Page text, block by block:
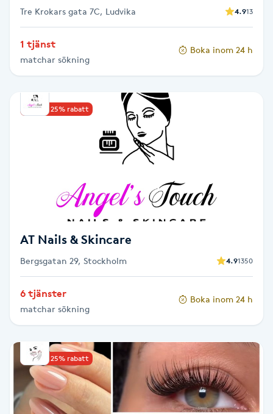
Kärlbehandling
L
Laserbehandling
LPG
LPG-behandling
LPG-massage
Luggklippning
Lymfmassage
Läpptatuering
Tre Krokars gata 7C, Ludvika 4.913
1 tjänst
matchar sökning
Boka inom 24 h
Upp till 25% rabatt
AT Nails & Skincare
Bergsgatan 29, Stockholm 4.91350
6 tjänster
matchar sökning
Boka inom 24 h
Upp till 25% rabatt